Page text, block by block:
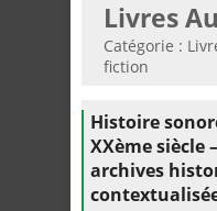
Livres
Catégorie :
fiction
Histoire
XXème siècle
archives